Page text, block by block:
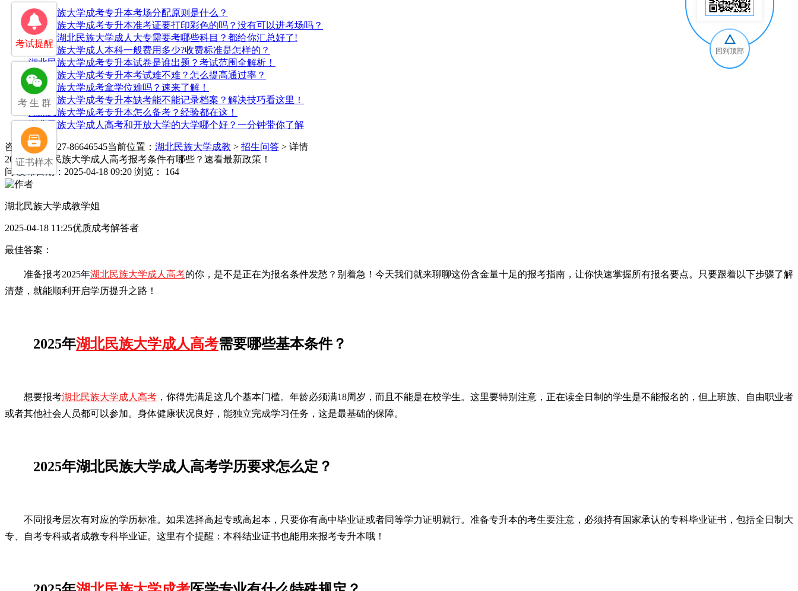
湖北民族大学成考专升本考场分配原则是什么？
湖北民族大学成考专升本准考证要打印彩色的吗？没有可以进考场吗？
中专考湖北民族大学成人大专需要考哪些科目？都给你汇总好了!
湖北民族大学成人本科一般费用多少?收费标准是怎样的？
湖北民族大学成考专升本试卷是谁出题？考试范围全解析！
湖北民族大学成考专升本考试难不难？怎么提高通过率？
湖北民族大学成考拿学位难吗？速来了解！
湖北民族大学成考专升本缺考能不能记录档案？解决技巧看这里！
湖北民族大学成考专升本怎么备考？经验都在这！
湖北民族大学成人高考和开放大学的大学哪个好？一分钟带你了解
咨询电话：027-86646545当前位置： 湖北民族大学成教 > 招生问答 > 详情
2025年湖北民族大学成人高考报考条件有哪些？速看最新政策！
问 发布日期：2025-04-18 09:20 浏览： 164
湖北民族大学成教学姐
2025-04-18 11:25优质成考解答者
最佳答案：
准备报考2025年湖北民族大学成人高考的你，是不是正在为报名条件发愁？别着急！今天我们就来聊聊这份含金量十足的报考指南，让你快速掌握所有报名要点。只要跟着以下步骤了解
清楚，就能顺利开启学历提升之路！
2025年湖北民族大学成人高考需要哪些基本条件？
想要报考湖北民族大学成人高考 ，你得先满足这几个基本门槛。年龄必须满18周岁，而且不能是在校学生。这里要特别注意，正在读全日制的学生是不能报名的，但上班族、自由职业者
或者其他社会人员都可以参加。身体健康状况良好，能独立完成学习任务，这是最基础的保障。
2025年湖北民族大学成人高考学历要求怎么定？
不同报考层次有对应的学历标准。如果选择高起专或高起本，只要你有高中毕业证或者同等学力证明就行。准备专升本的考生要注意，必须持有国家承认的专科毕业证书，包括全日制大
专、自考专科或者成教专科毕业证。这里有个提醒：本科结业证书也能用来报考专升本哦！
考试提醒
考 生 群
证书样本
回到顶部